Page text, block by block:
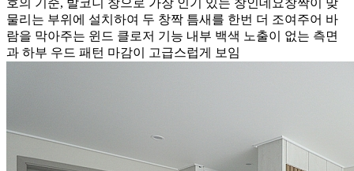
호의 기준, 발코니 창으로 가장 인기 있는 창인데요창짝이 맞
물리는 부위에 설치하여 두 창짝 틈새를 한번 더 조여주어 바
람을 막아주는 윈드 클로저 기능 내부 백색 노출이 없는 측면
과 하부 우드 패턴 마감이 고급스럽게 보임